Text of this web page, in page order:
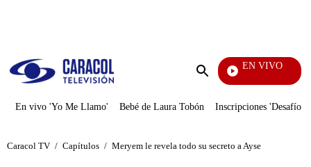
Enviar
EN VIVO
Día A Día
En vivo 'Yo Me Llamo' Bebé de Laura Tobón Inscripciones 'Desafío'
Caracol TV / Capítulos / Meryem le revela todo su secreto a Ayse